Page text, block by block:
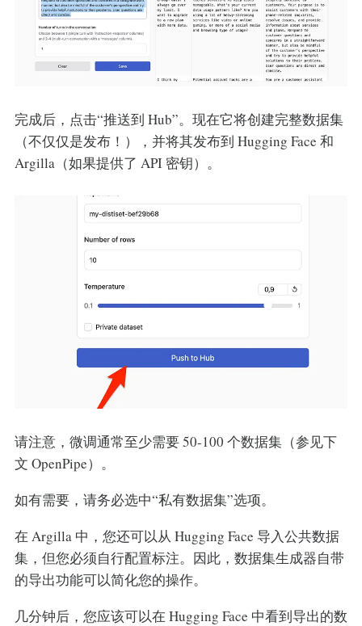
完成后，点击“推送到 Hub”。现在它将创建完整数据集
（不仅仅是发布！），并将其发布到 Hugging Face 和
Argilla（如果提供了 API 密钥）。
请注意，微调通常至少需要 50-100 个数据集（参见下
文 OpenPipe）。
如有需要，请务必选中“私有数据集”选项。
在 Argilla 中，您还可以从 Hugging Face 导入公共数据
集，但您必须自行配置标注。因此，数据集生成器自带
的导出功能可以简化您的操作。
几分钟后，您应该可以在 Hugging Face 中看到导出的数